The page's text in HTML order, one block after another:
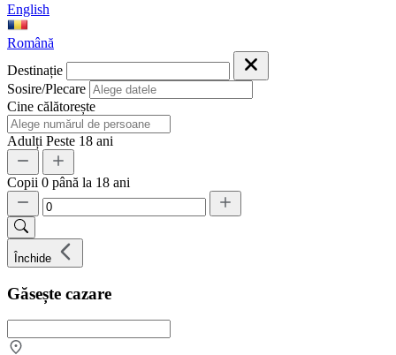
English
Română
Destinație
Sosire/Plecare
Cine călătorește
Adulți Peste 18 ani
Copii 0 până la 18 ani
Închide
Găsește cazare